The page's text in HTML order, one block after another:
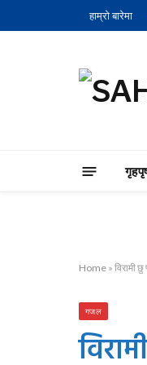
हाम्रो बारेमा
Home » विरामी छु
गजल